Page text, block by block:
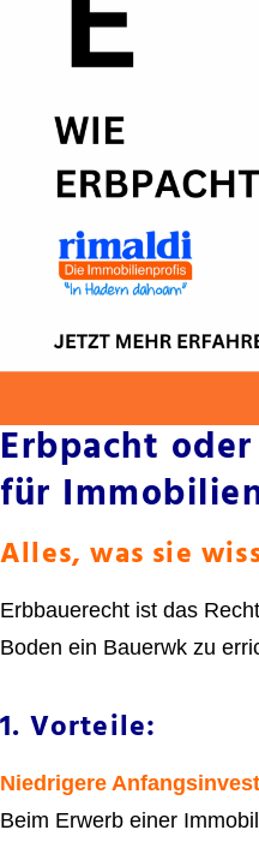
Erbpacht
für
Alles, was sie
Erbbauerecht ist das
Boden ein Bauerwk zu
1. Vorteile:
Niedrigere
Beim Erwerb einer